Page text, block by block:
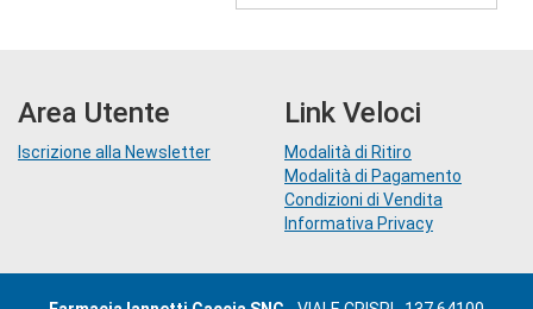
Area Utente
Iscrizione alla Newsletter
Link Veloci
Modalità di Ritiro
Modalità di Pagamento
Condizioni di Vendita
Informativa Privacy